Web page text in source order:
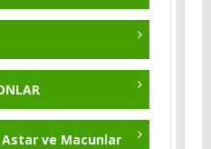
Astar ve Macunlar